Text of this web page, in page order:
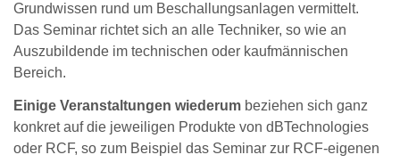
Grundwissen rund um Beschallungsanlagen vermittelt.
Das Seminar richtet sich an alle Techniker, so wie an
Auszubildende im technischen oder kaufmännischen
Bereich.
Einige Veranstaltungen wiederum beziehen sich ganz
konkret auf die jeweiligen Produkte von dBTechnologies
oder RCF, so zum Beispiel das Seminar zur RCF-eigenen